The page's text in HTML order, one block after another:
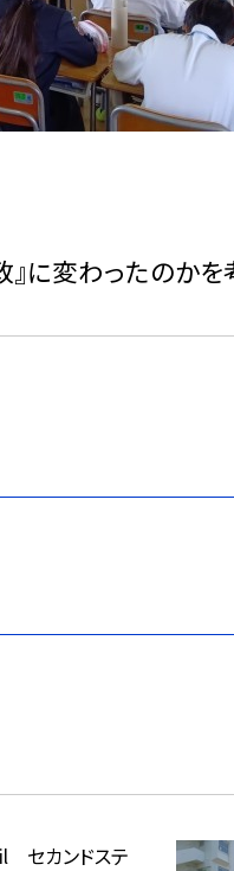
』に変わったのか
セカンドステ